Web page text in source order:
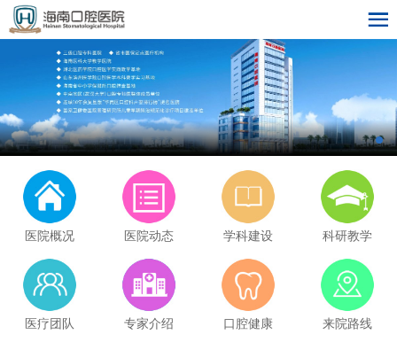
医院概况 医院动态 学科建设 科研教学
医疗团队 专家介绍 口腔健康 来院路线